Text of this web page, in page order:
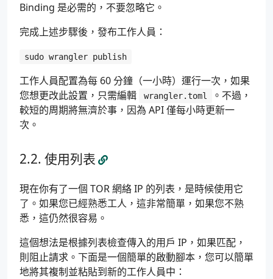
Binding 是必需的，不要忽略它。
完成上述步驟後，發布工作人員：
sudo wrangler publish
工作人員配置為每 60 分鐘（一小時）運行一次，如果
您想更改此設置，只需編輯
wrangler.toml
。不過，
較短的周期將無濟於事，因為 API 僅每小時更新一
次。
使用列表
現在你有了一個 TOR 網絡 IP 的列表，是時候使用它
了。如果您已經熟悉工人，這非常簡單，如果您不熟
悉，這仍然很容易。
這個想法是根據列表檢查傳入的用戶 IP，如果匹配，
則阻止請求。下面是一個簡單的啟動腳本，您可以簡單
地將其複制並粘貼到新的工作人員中：